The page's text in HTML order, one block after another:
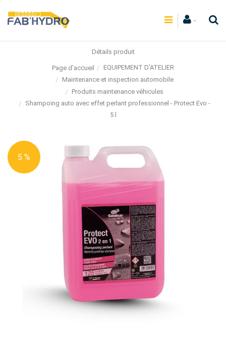
Détails produit
Page d'accueil
EQUIPEMENT D'ATELIER
Maintenance et inspection automobile
Produits maintenance véhicules
Shampoing auto avec effet perlant professionnel - Protect Evo -
5 l
5 %